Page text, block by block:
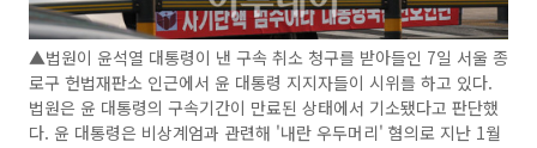
▲법원이 윤석열 대통령이 낸 구속 취소 청구를 받아들인 7일 서울 종
로구 헌법재판소 인근에서 윤 대통령 지지자들이 시위를 하고 있다.
법원은 윤 대통령의 구속기간이 만료된 상태에서 기소됐다고 판단했
다. 윤 대통령은 비상계엄과 관련해 '내란 우두머리' 혐의로 지난 1월